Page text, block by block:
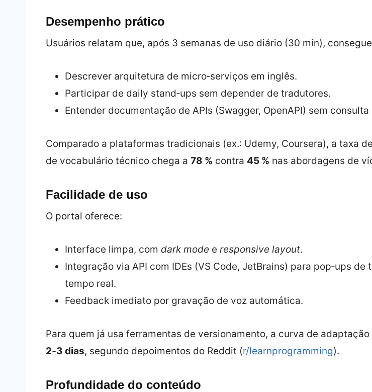
Desempenho prático
Usuários relatam que, após 3 semanas de uso diário (30 min),
Descrever arquitetura de micro‑serviços em inglês.
Participar de daily stand‑ups sem depender de tradutores.
Entender documentação de APIs (Swagger, OpenAPI) sem consulta
Comparado a plataformas tradicionais (ex.: Udemy, Coursera), a taxa
de vocabulário técnico chega a 78 % contra 45 % nas abordagens de
Facilidade de uso
O portal oferece:
Interface limpa, com dark modee responsive layout.
Integração via API com IDEs (VS Code, JetBrains) para pop‑ups de
tempo real.
Feedback imediato por gravação de voz automática.
Para quem já usa ferramentas de versionamento, a curva de
2‑3 dias, segundo depoimentos do Reddit (r/learnprogramming).
Profundidade do conteúdo